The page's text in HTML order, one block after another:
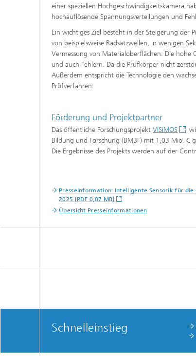
einer speziellen Hochgeschwindigkeitskamera
hochauflösende Spannungsverteilungen und
Ein wichtiges Ziel besteht in der Steigerung der
von beispielsweise Radsatzwellen, in wenigen
Vermessung von Materialoberflächen: Die hohe
und auch Fehlern. Da die Prüfkörper nicht
Außerdem entspricht die Technologie den
Prüfverfahren.
Förderung und Projektpartner
Das öffentliche Forschungsprojekt VISiMOS
Bildung und Forschung (BMBF) mit 1,03 Mio. €
Die Ergebnisse des Projekts werden auf der
Presseinformation: Intelligente Sensorik für die
2025 [PDF 0,87 MB]
Übersicht Presseinformationen
Schnelleinstieg